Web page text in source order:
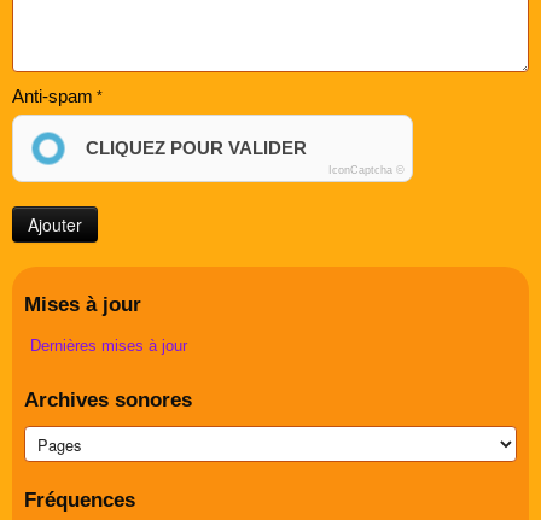
Anti-spam
CLIQUEZ POUR VALIDER
IconCaptcha ©
Mises à jour
Dernières mises à jour
Archives sonores
Fréquences